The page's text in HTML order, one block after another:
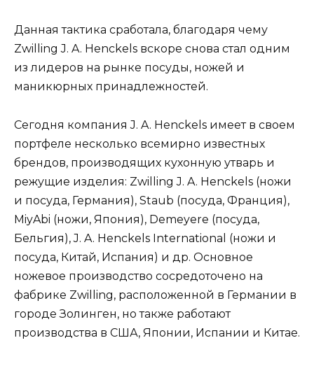
Данная тактика сработала, благодаря чему
Zwilling J. A. Henckels вскоре снова стал одним
из лидеров на рынке посуды, ножей и
маникюрных принадлежностей.
Сегодня компания J. A. Henckels имеет в своем
портфеле несколько всемирно известных
брендов, производящих кухонную утварь и
режущие изделия: Zwilling J. A. Henckels (ножи
и посуда, Германия), Staub (посуда, Франция),
MiyAbi (ножи, Япония), Demeyere (посуда,
Бельгия), J. A. Henckels International (ножи и
посуда, Китай, Испания) и др. Основное
ножевое производство сосредоточено на
фабрике Zwilling, расположенной в Германии в
городе Золинген, но также работают
производства в США, Японии, Испании и Китае.